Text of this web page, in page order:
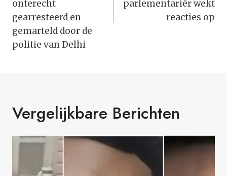
onterecht
gearresteerd en
gemarteld door de
politie van Delhi
parlementariër wekt
reacties op
Vergelijkbare Berichten